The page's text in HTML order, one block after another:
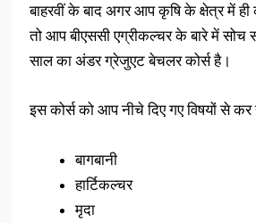
बाहरवीं के बाद अगर आप कृषि के क्षेत्र में ही
तो आप बीएससी एग्रीकल्चर के बारे में
साल का अंडर ग्रेजुएट बेचलर कोर्स है।
इस कोर्स को आप नीचे दिए गए विषयों से
बागबानी
हार्टिकल्चर
मृदा